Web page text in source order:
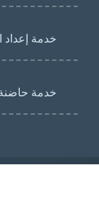
خدمة إعداد
خدمة حاضنة